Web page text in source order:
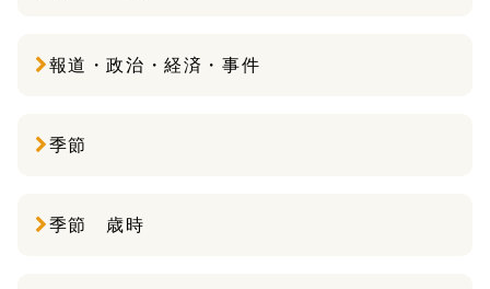
報道・政治・経済・事件
季節
季節 歳時